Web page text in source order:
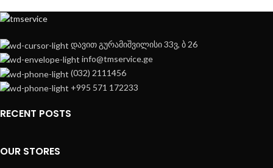
დავით გურამიშვილისი 33ვ, ბ 26
info@tmservice.ge
(032) 2111456
+995 571 172233
RECENT POSTS
OUR STORES